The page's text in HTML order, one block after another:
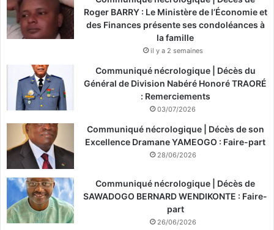
Roger BARRY : Le Ministère de l’Économie et
des Finances présente ses condoléances à
la famille
il y a 2 semaines
Communiqué nécrologique | Décès du
Général de Division Nabéré Honoré TRAORÉ
: Remerciements
03/07/2026
Communiqué nécrologique | Décès de son
Excellence Dramane YAMEOGO : Faire-part
28/06/2026
Communiqué nécrologique | Décès de
SAWADOGO BERNARD WENDIKONTE : Faire-
part
26/06/2026